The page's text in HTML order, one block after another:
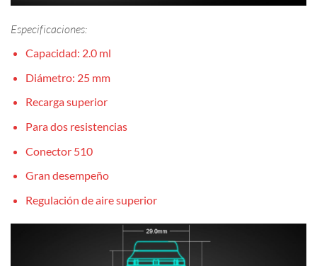
Especificaciones:
Capacidad: 2.0 ml
Diámetro: 25 mm
Recarga superior
Para dos resistencias
Conector 510
Gran desempeño
Regulación de aire superior